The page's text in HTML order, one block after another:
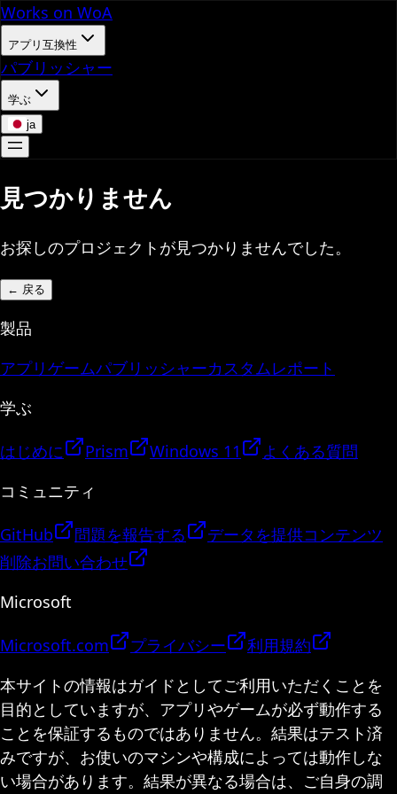
Works on WoA
アプリ互換性
パブリッシャー
学ぶ
ja
見つかりません
お探しのプロジェクトが見つかりませんでした。
← 戻る
製品
アプリゲームパブリッシャーカスタムレポート
学ぶ
はじめに Prism Windows 11
よくある質問
コミュニティ
GitHub 問題を報告する データを提供コンテンツ
削除お問い合わせ
Microsoft
Microsoft.com プライバシー
利用規約
本サイトの情報はガイドとしてご利用いただくことを
目的としていますが、アプリやゲームが必ず動作する
ことを保証するものではありません。結果はテスト済
みですが、お使いのマシンや構成によっては動作しな
い場合があります。結果が異なる場合は、ご自身の調